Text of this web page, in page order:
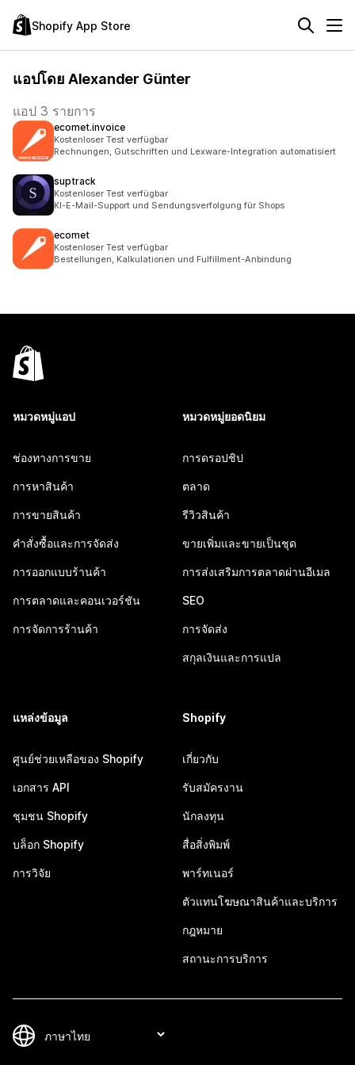
Shopify App Store
แอปโดย Alexander Günter
แอป 3 รายการ
ecomet.invoice
Kostenloser Test verfügbar
Rechnungen, Gutschriften und Lexware-Integration automatisiert
suptrack
Kostenloser Test verfügbar
KI-E-Mail-Support und Sendungsverfolgung für Shops
ecomet
Kostenloser Test verfügbar
Bestellungen, Kalkulationen und Fulfillment-Anbindung
หมวดหมู่แอป
ช่องทางการขาย
การหาสินค้า
การขายสินค้า
คำสั่งซื้อและการจัดส่ง
การออกแบบร้านค้า
การตลาดและคอนเวอร์ชัน
การจัดการร้านค้า
หมวดหมู่ยอดนิยม
การดรอปชิป
ตลาด
รีวิวสินค้า
ขายเพิ่มและขายเป็นชุด
การส่งเสริมการตลาดผ่านอีเมล
SEO
การจัดส่ง
สกุลเงินและการแปล
แหล่งข้อมูล
ศูนย์ช่วยเหลือของ Shopify
เอกสาร API
ชุมชน Shopify
บล็อก Shopify
การวิจัย
Shopify
เกี่ยวกับ
รับสมัครงาน
นักลงทุน
สื่อสิ่งพิมพ์
พาร์ทเนอร์
ตัวแทนโฆษณาสินค้าและบริการ
กฎหมาย
สถานะการบริการ